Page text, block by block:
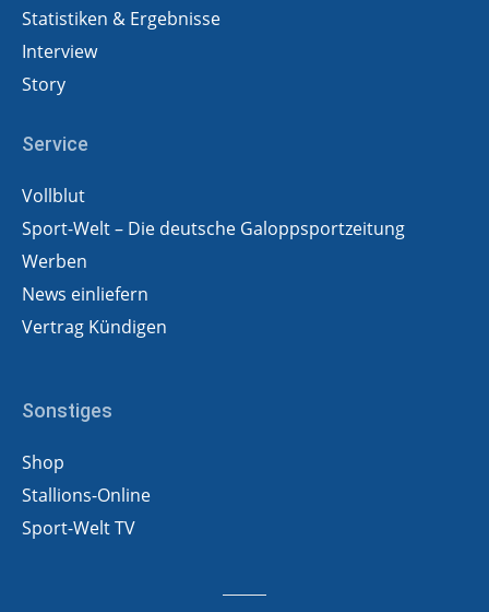
Statistiken & Ergebnisse
Interview
Story
Service
Vollblut
Sport-Welt – Die deutsche Galoppsportzeitung
Werben
News einliefern
Vertrag Kündigen
Sonstiges
Shop
Stallions-Online
Sport-Welt TV